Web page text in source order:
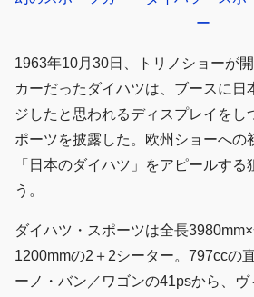
ー
1963年10月30日、トリノショーが
カーだったダイハツは、ブースに日
ジしたと思われるディスプレイをし
ポーツを披露した。欧州ショーへの
「日本のダイハツ」をアピールする
う。
ダイハツ・スポーツは全長
1200mmの2＋2シーター。797ccの
ーノ・バン／ワゴンの41psから、